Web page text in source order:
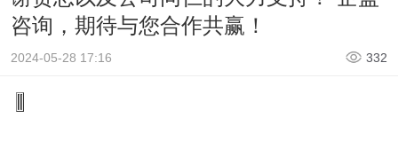
咨询，期待与您合作共赢！
2024-05-28 17:16 332